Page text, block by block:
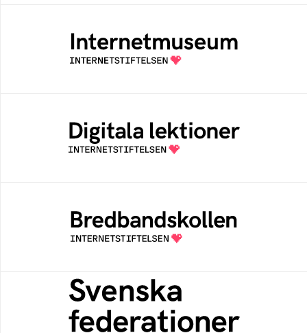
Ett digitalt museum som byggts, och kureras
av Internetstiftelsen
Öppen digital lärresurs med färdiga lektioner
för alla stadier i grundskolan
Bredbandskollen är ett oberoende
konsumentverktyg som drivs av
Internetstiftelsen
Svenska federationer
Grunden för medlemskap i en sektors- eller
kontextspecifik federation